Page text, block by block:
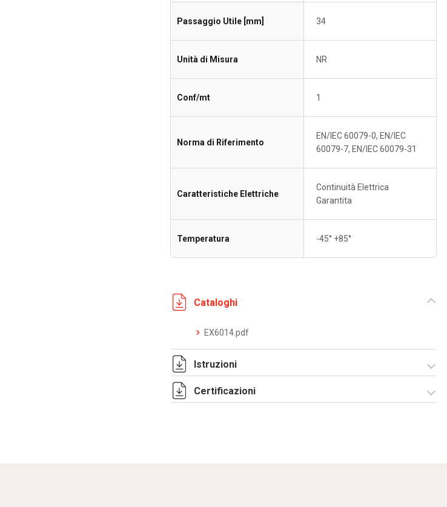
Passaggio Utile [mm] 34
Unità di Misura NR
Conf/mt 1
Norma di Riferimento
EN/IEC 60079-0, EN/IEC
60079-7, EN/IEC 60079-31
Caratteristiche Elettriche
Continuità Elettrica
Garantita
Temperatura -45° +85°
Cataloghi
EX6014.pdf
Istruzioni
I-75-2-4 Rev. 0.pdf
Certificazioni